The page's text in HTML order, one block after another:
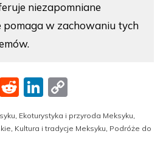
niezapomniane
pomaga w zachowaniu tych
T
R
e
d
Li
n
k p
, Ekoturystyka i przyroda Meksyku,
, Kultura i tradycje Meksyku, Podróże do